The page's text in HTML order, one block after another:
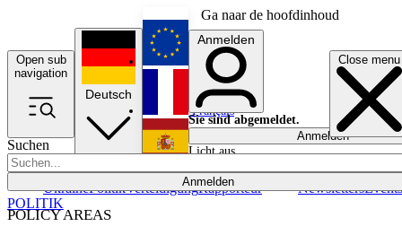
Ga naar de hoofdinhoud
Open sub
navigation
Close menu
Suchen
Anmelden
POLICY AREAS
UkrainePolitikVerteidigungRapporteur NewslettersEvents
Deutsch
English
Français
Anmelden
Sie sind abgemeldet.
Anmelden
Licht aus
POLITIK